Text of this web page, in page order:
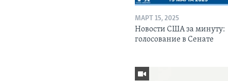
МАРТ 15, 2025
Новости США за минуту:
голосование в Сенате